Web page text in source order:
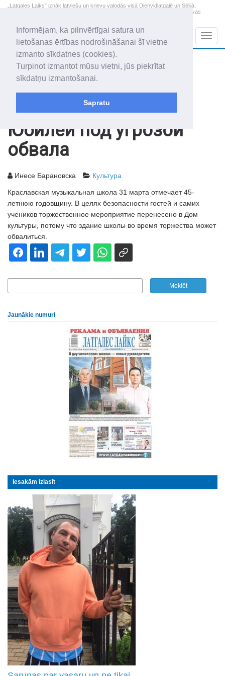
Informējam, ka pilnvērtīgai satura un
lietošanas ērtības nodrošināšanai šī vietne
izmanto sīkdatnes (cookies).
Turpinot izmantot mūsu vietni, jūs piekrītat
sīkdatņu izmantošanai.
Sapratu
„Latgales Laiks” iznāk latviešu un krievu valodās visā Dienvidlatgalē un Sēlijā,
„Latgales Laiks” latviešu valodā aptver Daugavpils valstspilsētu, Augšdaugavas
2026. gada 9. augusts
Svētdiena
Genovefa, Genoveva, Madara
+22.5
Юбилей под угрозой
обвала
Инесе Барановска Культура
Краславская музыкальная школа 31 марта отмечает 45-
летнюю годовщину. В целях безопасности гостей и самих
учеников торжественное мероприятие перенесено в Дом
культуры, потому что здание школы во время торжества может
обвалиться.
Jaunākie numuri
Iesakām izlasīt